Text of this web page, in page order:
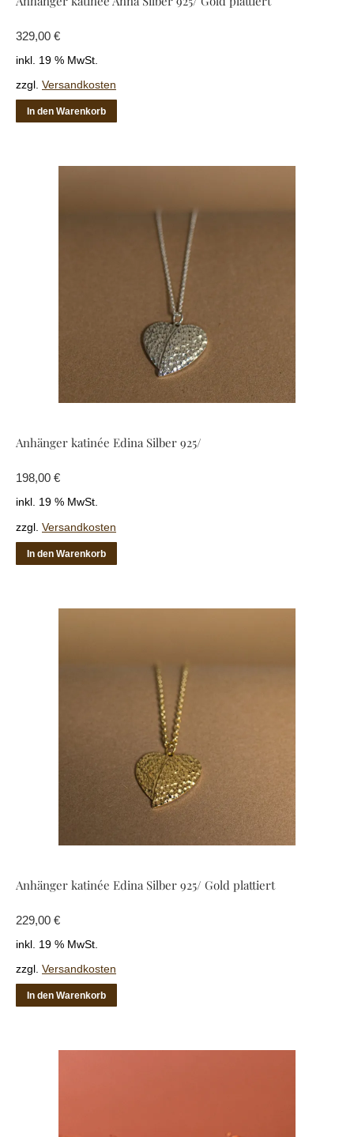
329,00 €
inkl. 19 % MwSt.
zzgl. Versandkosten
In den Warenkorb
Anhänger katinée Edina Silber 925/
198,00 €
inkl. 19 % MwSt.
zzgl. Versandkosten
In den Warenkorb
Anhänger katinée Edina Silber 925/ Gold plattiert
229,00 €
inkl. 19 % MwSt.
zzgl. Versandkosten
In den Warenkorb